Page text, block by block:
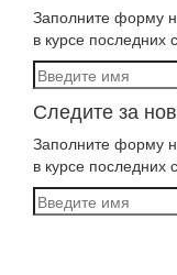
Заполните форму
в курсе последних
Следите за
Заполните форму
в курсе последних